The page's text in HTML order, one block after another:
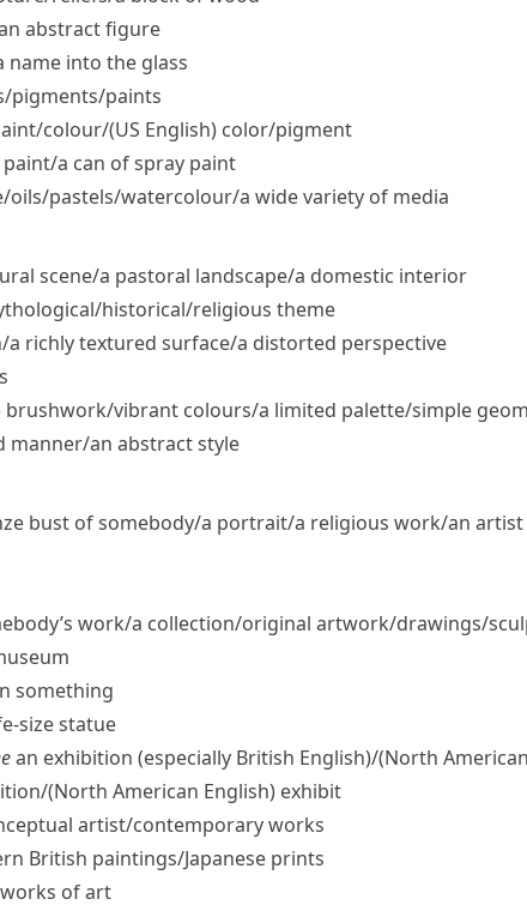
abstract figure
into the glass
​pigments/​paints
​colour/(US English) color/​pigment
​a can of spray paint
​oils/​pastels/​watercolour/​a wide variety of media
scene/​a pastoral landscape/​a domestic interior
​historical/​religious theme
richly textured surface/​a distorted perspective
​vibrant colours/​a limited palette/​simple
manner/​an abstract style
bust of somebody/​a portrait/​a religious work/​an
work/​a collection/​original artwork/​drawings/​
something
size statue
an exhibition (especially British English)/(North
(North American English) exhibit
artist/​contemporary works
British paintings/​Japanese prints
of art